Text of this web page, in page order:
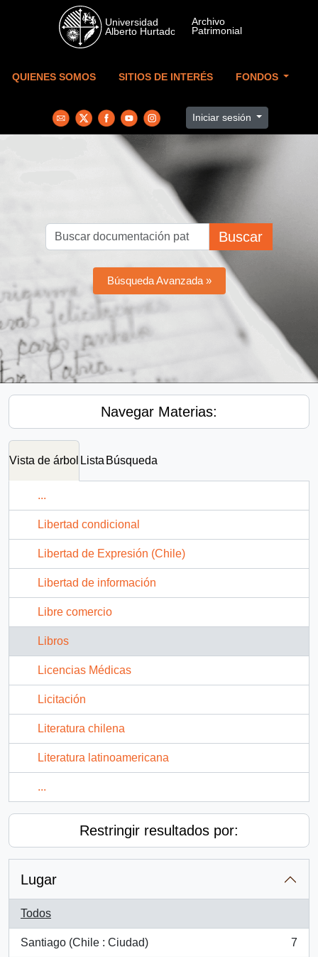
Skip to main content
QUIENES SOMOS SITIOS DE INTERÉS FONDOS
Iniciar sesión
Buscar
Búsqueda Avanzada »
Navegar Materias:
Vista de árbol Lista Búsqueda
...
Libertad condicional
Libertad de Expresión (Chile)
Libertad de información
Libre comercio
Libros
Licencias Médicas
Licitación
Literatura chilena
Literatura latinoamericana
...
Restringir resultados por:
Lugar
Todos
Santiago (Chile : Ciudad)
, 7 resultados
7